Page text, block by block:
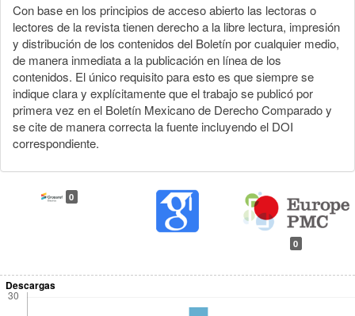
Con base en los principios de acceso abierto las lectoras o
lectores de la revista tienen derecho a la libre lectura, impresión
y distribución de los contenidos del Boletín por cualquier medio,
de manera inmediata a la publicación en línea de los
contenidos. El único requisito para esto es que siempre se
indique clara y explícitamente que el trabajo se publicó por
primera vez en el Boletín Mexicano de Derecho Comparado y
se cite de manera correcta la fuente incluyendo el DOI
correspondiente.
0
0
Descargas